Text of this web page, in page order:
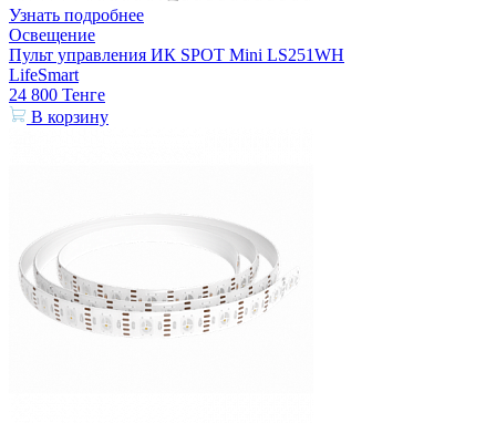
Узнать подробнее
Освещение
Пульт управления ИК SPOT Mini LS251WH
LifeSmart
24 800 Тенге
В корзину